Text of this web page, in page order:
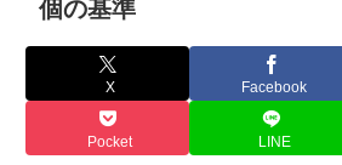
個の基準
X Facebook
Pocket LINE